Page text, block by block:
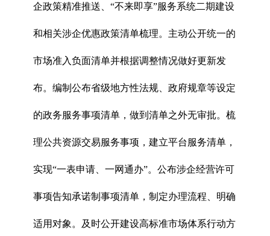
企政策精准推送、“不来即享”服务系统二期建设
和相关涉企优惠政策清单梳理。主动公开统一的
市场准入负面清单并根据调整情况做好更新发
布。编制公布省级地方性法规、政府规章等设定
的政务服务事项清单，做到清单之外无审批。梳
理公共资源交易服务事项，建立平台服务清单，
实现“一表申请、一网通办”。公布涉企经营许可
事项告知承诺制事项清单，制定办理流程、明确
适用对象。及时公开建设高标准市场体系行动方